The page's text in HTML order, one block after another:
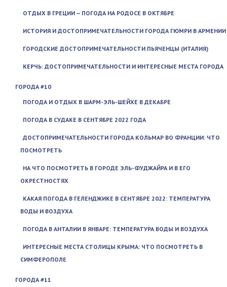
ОТДЫХ В ГРЕЦИИ — ПОГОДА НА РОДОСЕ В ОКТЯБРЕ
ИСТОРИЯ И ДОСТОПРИМЕЧАТЕЛЬНОСТИ ГОРОДА ГЮМРИ В АРМЕНИИ
ГОРОДСКИЕ ДОСТОПРИМЕЧАТЕЛЬНОСТИ ПЬЯЧЕНЦЫ (ИТАЛИЯ)
КЕРЧЬ: ДОСТОПРИМЕЧАТЕЛЬНОСТИ И ИНТЕРЕСНЫЕ МЕСТА ГОРОДА
ГОРОДА #10
ПОГОДА И ОТДЫХ В ШАРМ-ЭЛЬ-ШЕЙХЕ В ДЕКАБРЕ
ПОГОДА В СУДАКЕ В СЕНТЯБРЕ 2022 ГОДА
ДОСТОПРИМЕЧАТЕЛЬНОСТИ ГОРОДА КОЛЬМАР ВО ФРАНЦИИ: ЧТО
ПОСМОТРЕТЬ
НА ЧТО ПОСМОТРЕТЬ В ГОРОДЕ ЭЛЬ-ФУДЖАЙРА И В ЕГО
ОКРЕСТНОСТЯХ
КАКАЯ ПОГОДА В ГЕЛЕНДЖИКЕ В СЕНТЯБРЕ 2022: ТЕМПЕРАТУРА
ВОДЫ И ВОЗДУХА
ПОГОДА В АНТАЛИИ В ЯНВАРЕ: ТЕМПЕРАТУРА ВОДЫ И ВОЗДУХА
ИНТЕРЕСНЫЕ МЕСТА СТОЛИЦЫ КРЫМА: ЧТО ПОСМОТРЕТЬ В
СИМФЕРОПОЛЕ
ГОРОДА #11